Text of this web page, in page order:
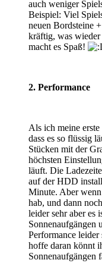
auch weniger
Beispiel: Viel
neuen Bordsteine
kräftig, was wieder
macht es Spaß!
2. Performance
Als ich meine
dass es so flüssig
Stücken mit der
höchsten
läuft. Die
auf der HDD
Minute. Aber
hab, und dann
leider sehr aber es
Sonnenaufgängen
Performance leider
hoffe daran könnt
Sonnenaufgängen